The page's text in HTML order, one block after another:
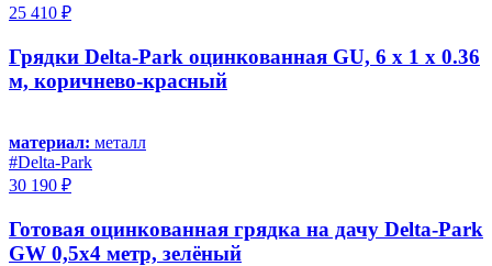
25 410 ₽
Грядки Delta-Park оцинкованная GU, 6 х 1 х 0.36
м, коричнево-красный
материал: металл
#Delta-Park
30 190 ₽
Готовая оцинкованная грядка на дачу Delta-Park
GW 0,5x4 метр, зелёный